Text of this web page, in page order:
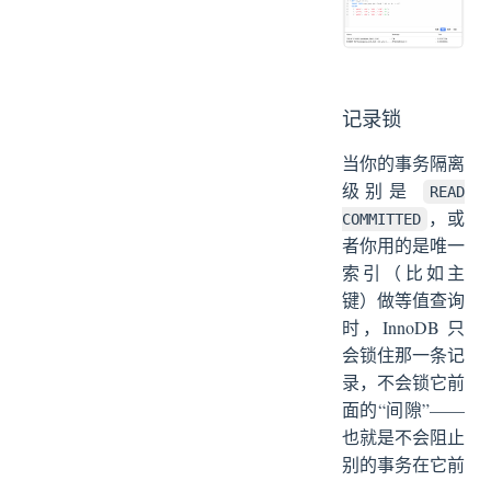
记录锁
当你的事务隔离
级别是
READ
COMMITTED ，或
者你用的是唯一
索引（比如主
键）做等值查询
时，InnoDB 只
会锁住那一条记
录，不会锁它前
面的“间隙”——
也就是不会阻止
别的事务在它前